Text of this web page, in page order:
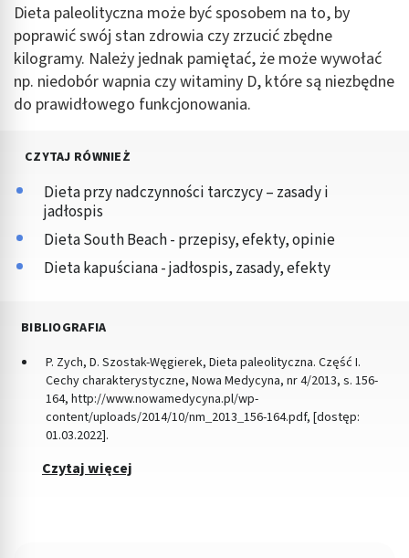
Dieta paleolityczna może być sposobem na to, by
poprawić swój stan zdrowia czy zrzucić zbędne
kilogramy. Należy jednak pamiętać, że może wywołać
np. niedobór wapnia czy witaminy D, które są niezbędne
do prawidłowego funkcjonowania.
CZYTAJ RÓWNIEŻ
Dieta przy nadczynności tarczycy – zasady i
jadłospis
Dieta South Beach - przepisy, efekty, opinie
Dieta kapuściana - jadłospis, zasady, efekty
BIBLIOGRAFIA
P. Zych, D. Szostak-Węgierek, Dieta paleolityczna. Część I.
Cechy charakterystyczne, Nowa Medycyna, nr 4/2013, s. 156-
164, http://www.nowamedycyna.pl/wp-
content/uploads/2014/10/nm_2013_156-164.pdf, [dostęp:
01.03.2022].
Czytaj więcej